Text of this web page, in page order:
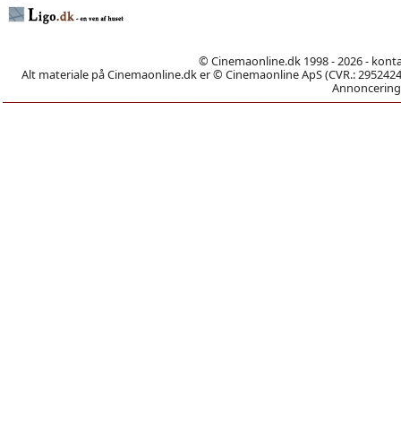
© Cinemaonline.dk 1998 - 2026 -
Alt materiale på Cinemaonline.dk er © Cinemaonline ApS (CVR.: